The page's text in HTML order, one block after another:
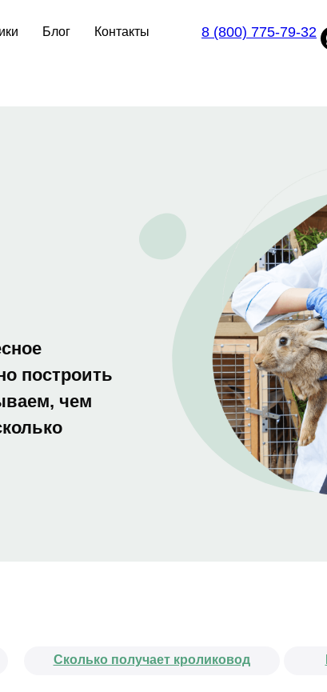
Блог Контакты 8 (800) 775-79-32
построить
чем
Сколько получает кроликовод